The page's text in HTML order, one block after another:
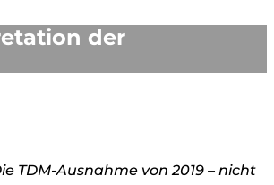
der
TDM-Ausnahme von 2019 – nicht